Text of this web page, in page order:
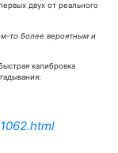
двух от реального
то более вероятным и
калибровка